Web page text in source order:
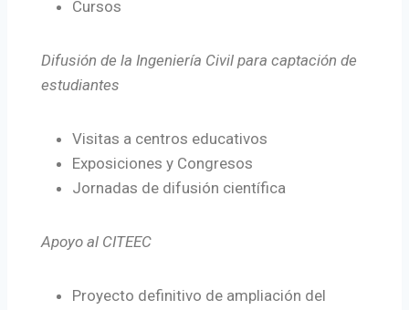
Cursos
Difusión de la Ingeniería Civil para captación de
estudiantes
Visitas a centros educativos
Exposiciones y Congresos
Jornadas de difusión científica
Apoyo al CITEEC
Proyecto definitivo de ampliación del